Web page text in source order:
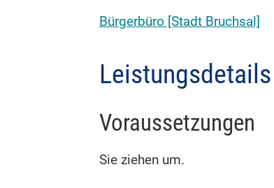
Bürgerbüro [Stadt Bruchsal]
Leistungsdetails
Voraussetzungen
Sie ziehen um.